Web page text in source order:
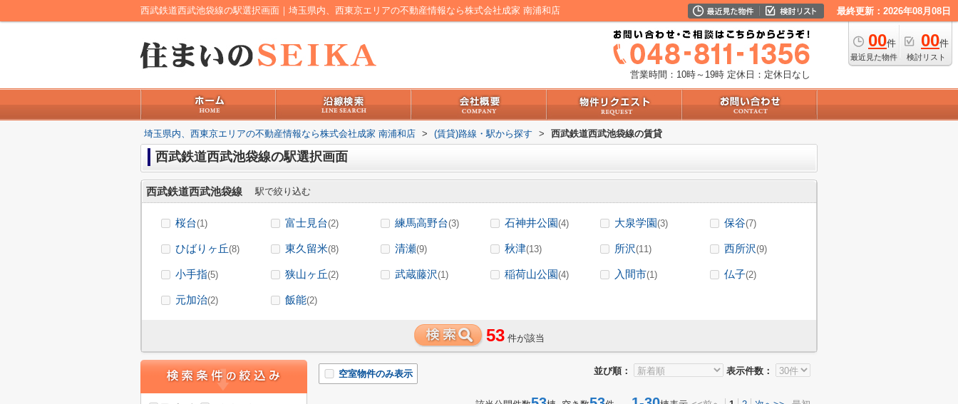
西武鉄道西武池袋線の駅選択画面｜埼玉県内、西東京エリアの不動産情報なら株式会社成家 南浦和店 最終更新：2026年08月08日
00件
最近見た物件
00件
検討リスト
営業時間：10時～19時 定休日：定休日なし
埼玉県内、西東京エリアの不動産情報なら株式会社成家 南浦和店 > (賃貸)路線・駅から探す > 西武鉄道西武池袋線の賃貸
西武鉄道西武池袋線の駅選択画面
西武鉄道西武池袋線 駅で絞り込む
桜台(1) 富士見台(2) 練馬高野台(3) 石神井公園(4) 大泉学園(3) 保谷(7)
ひばりヶ丘(8) 東久留米(8) 清瀬(9) 秋津(13) 所沢(11) 西所沢(9)
小手指(5) 狭山ヶ丘(2) 武蔵藤沢(1) 稲荷山公園(4) 入間市(1) 仏子(2)
元加治(2) 飯能(2)
53 件が該当
並び順： 表示件数：
空室物件のみ表示